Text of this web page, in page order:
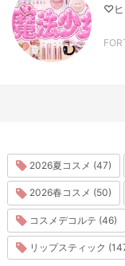
♡ヒ
2026夏コスメ (47)
2026春コスメ (50)
コスメデコルテ (46)
リップスティック